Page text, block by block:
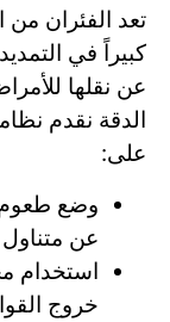
تعد الفئران
كبيراً في
عن نقلها
الدقة نقدم
على:
وضع طعوم
عن متناول
استخدام
خروج